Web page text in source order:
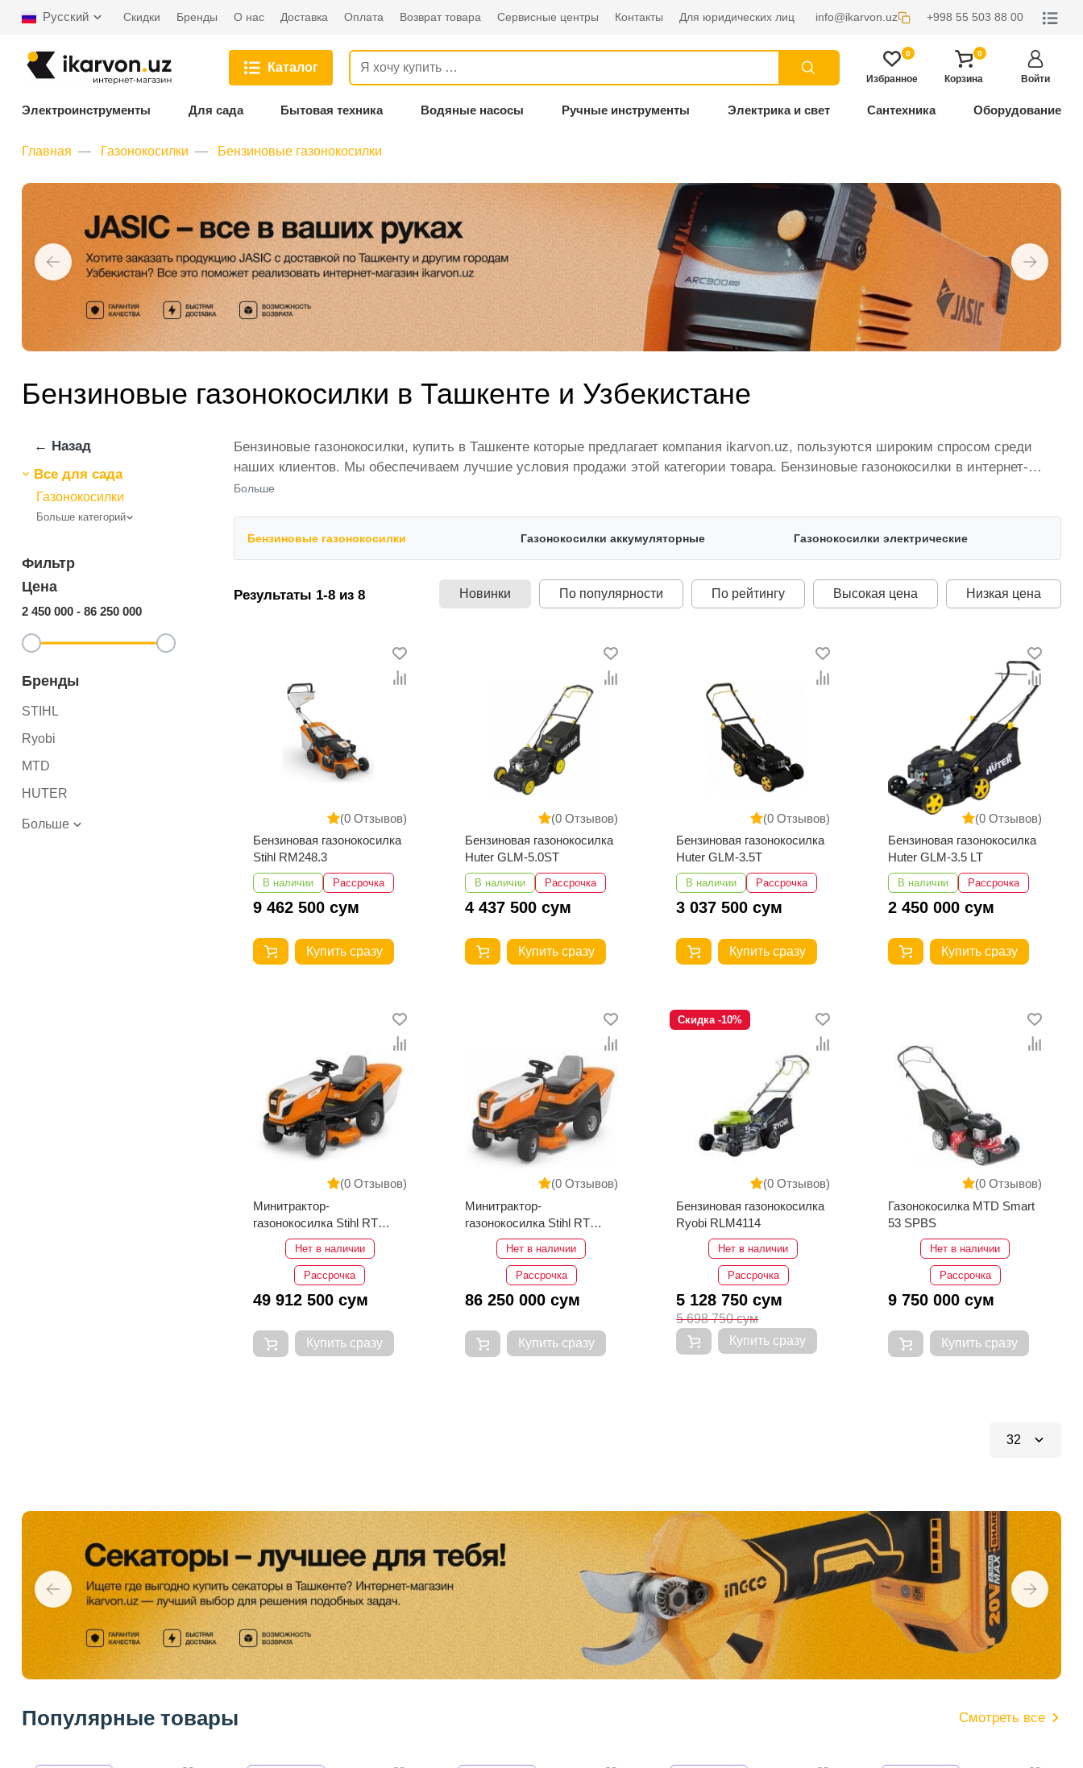
Русский Скидки Бренды О нас Доставка Оплата Возврат товара Сервисные центры Контакты Для юридических лиц info@ikarvon.uz +998 55 503 88 00
Каталог
0
Избранное
0
Корзина Войти
Электроинструменты Для сада Бытовая техника Водяные насосы Ручные инструменты Электрика и свет Сантехника Оборудование
Главная Газонокосилки Бензиновые газонокосилки
Бензиновые газонокосилки в Ташкенте и Узбекистане
← Назад
Все для сада
Газонокосилки
Больше категорий
Фильтр
Цена
2 450 000 - 86 250 000
Бренды
STIHL
Ryobi
MTD
HUTER
Больше
Бензиновые газонокосилки, купить в Ташкенте которые предлагает компания ikarvon.uz, пользуются широким спросом среди
наших клиентов. Мы обеспечиваем лучшие условия продажи этой категории товара. Бензиновые газонокосилки в интернет-
магазине представлены ведущими производителями и брендами, список которых постоянно расширяется. Мы доставляем
позиции из категории Бензиновые газонокосилки.
Больше
Бензиновые газонокосилки Газонокосилки аккумуляторные Газонокосилки электрические
Результаты 1-8 из 8 Новинки По популярности По рейтингу Высокая цена Низкая цена
(0 Отзывов)
Бензиновая газонокосилка
Stihl RM248.3
В наличии Рассрочка
9 462 500 сум
Купить сразу
(0 Отзывов)
Бензиновая газонокосилка
Huter GLM-5.0ST
В наличии Рассрочка
4 437 500 сум
Купить сразу
(0 Отзывов)
Бензиновая газонокосилка
Huter GLM-3.5T
В наличии Рассрочка
3 037 500 сум
Купить сразу
(0 Отзывов)
Бензиновая газонокосилка
Huter GLM-3.5 LT
В наличии Рассрочка
2 450 000 сум
Купить сразу
(0 Отзывов)
Минитрактор-
газонокосилка Stihl RT
Нет в наличии
Рассрочка
49 912 500 сум
Купить сразу
(0 Отзывов)
Минитрактор-
газонокосилка Stihl RT
5097 C
Нет в наличии
Рассрочка
86 250 000 сум
Купить сразу
(0 Отзывов)
Скидка -10%
Бензиновая газонокосилка
Ryobi RLM4114
Нет в наличии
Рассрочка
5 128 750 сум
5 698 750 сум
Купить сразу
(0 Отзывов)
Газонокосилка MTD Smart
53 SPBS
Нет в наличии
Рассрочка
9 750 000 сум
Купить сразу
32
Популярные товары Смотреть все